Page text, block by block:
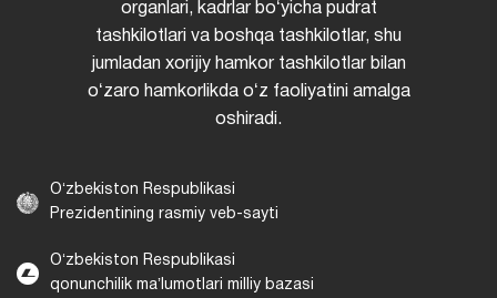
organlari, kadrlar boʻyicha pudrat
tashkilotlari va boshqa tashkilotlar, shu
jumladan xorijiy hamkor tashkilotlar bilan
oʻzaro hamkorlikda oʻz faoliyatini amalga
oshiradi.
Oʻzbekiston Respublikasi
Prezidentining rasmiy veb-sayti
Oʻzbekiston Respublikasi
qonunchilik maʼlumotlari milliy bazasi